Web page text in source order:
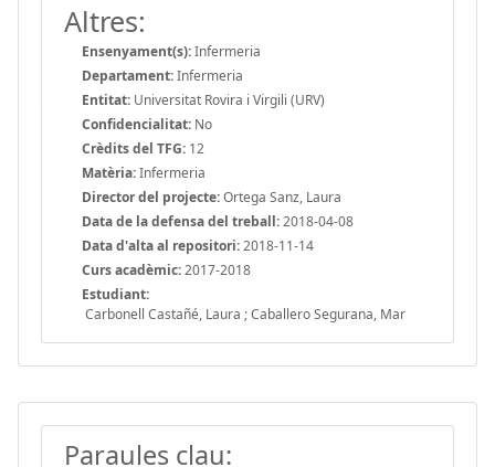
Altres:
Ensenyament(s):Infermeria
Departament:Infermeria
Entitat: Universitat Rovira i Virgili (URV)
Confidencialitat: No
Crèdits del TFG: 12
Matèria:Infermeria
Director del projecte:Ortega Sanz, Laura
Data de la defensa del treball:2018-04-08
Data d'alta al repositori:2018-11-14
Curs acadèmic:2017-2018
Estudiant:
Carbonell Castañé, Laura ; Caballero Segurana, Mar
Paraules clau: